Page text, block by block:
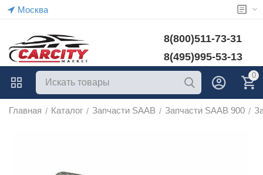
Москва
8(800)511-73-31
8(495)995-53-13
0
Главная / Каталог / Запчасти SAAB / Запчасти SAAB 900 /